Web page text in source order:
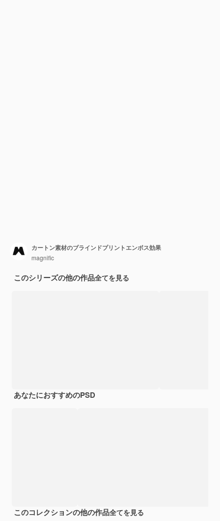
カートン素材のブラインドプリントエンボス効果
magnific
このシリーズの他の作品全てを見る
あなたにおすすめのPSD
このコレクションの他の作品全てを見る